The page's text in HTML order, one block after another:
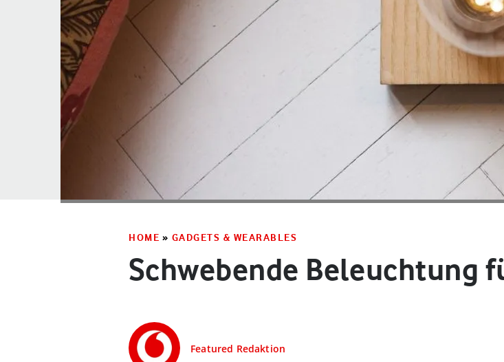
HOME » GADGETS & WEARABLES
Schwebende Beleuchtung
Featured Redaktion